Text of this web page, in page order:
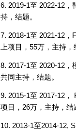
6. 2019-1至 2022-12 ，
持，结题。
7. 2018-1至 2021-12 ，
上项目， 55万，主持，
8. 2017-1至 2020-12
共同主持，结题。
9. 2015-1至 2017-12 ，
项目， 26万，主持，结
10. 2013-1至2014-12,